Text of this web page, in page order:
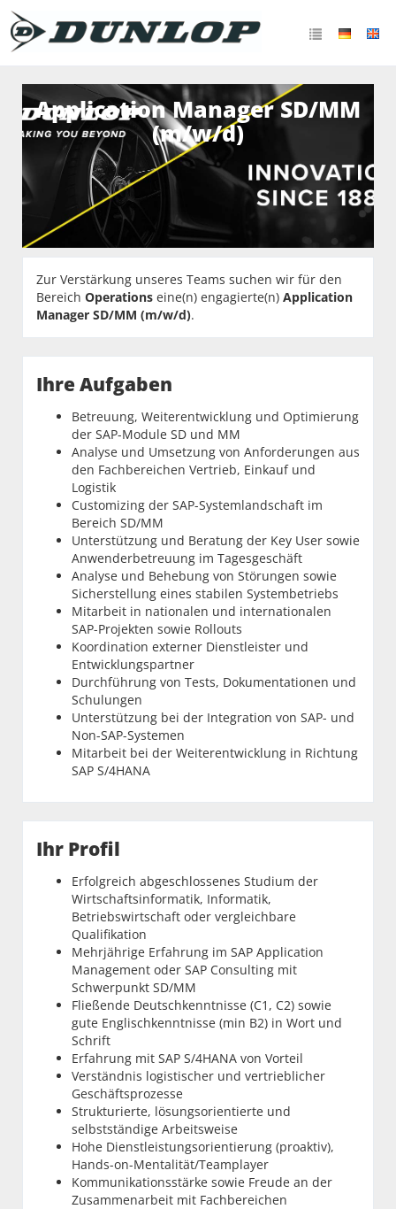
Application Manager SD/MM
(m/w/d)
Zur Verstärkung unseres Teams suchen wir für den
Bereich Operations eine(n) engagierte(n) Application
Manager SD/MM (m/w/d).
Ihre Aufgaben
Betreuung, Weiterentwicklung und Optimierung
der SAP-Module SD und MM
Analyse und Umsetzung von Anforderungen aus
den Fachbereichen Vertrieb, Einkauf und
Logistik
Customizing der SAP-Systemlandschaft im
Bereich SD/MM
Unterstützung und Beratung der Key User sowie
Anwenderbetreuung im Tagesgeschäft
Analyse und Behebung von Störungen sowie
Sicherstellung eines stabilen Systembetriebs
Mitarbeit in nationalen und internationalen
SAP-Projekten sowie Rollouts
Koordination externer Dienstleister und
Entwicklungspartner
Durchführung von Tests, Dokumentationen und
Schulungen
Unterstützung bei der Integration von SAP- und
Non-SAP-Systemen
Mitarbeit bei der Weiterentwicklung in Richtung
SAP S/4HANA
Ihr Profil
Erfolgreich abgeschlossenes Studium der
Wirtschaftsinformatik, Informatik,
Betriebswirtschaft oder vergleichbare
Qualifikation
Mehrjährige Erfahrung im SAP Application
Management oder SAP Consulting mit
Schwerpunkt SD/MM
Fließende Deutschkenntnisse (C1, C2) sowie
gute Englischkenntnisse (min B2) in Wort und
Schrift
Erfahrung mit SAP S/4HANA von Vorteil
Verständnis logistischer und vertrieblicher
Geschäftsprozesse
Strukturierte, lösungsorientierte und
selbstständige Arbeitsweise
Hohe Dienstleistungsorientierung (proaktiv),
Hands-on-Mentalität/Teamplayer
Kommunikationsstärke sowie Freude an der
Zusammenarbeit mit Fachbereichen